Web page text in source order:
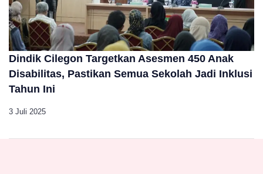
Dindik Cilegon Targetkan Asesmen 450 Anak
Disabilitas, Pastikan Semua Sekolah Jadi Inklusi
Tahun Ini
3 Juli 2025